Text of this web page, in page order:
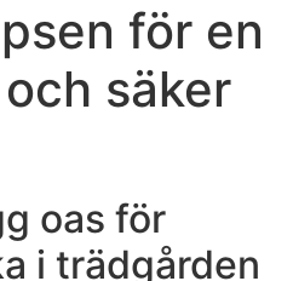
för en
säker
oas för
i trädgården